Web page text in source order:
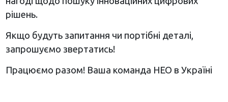
рішень.
Якщо будуть запитання чи портібні деталі,
запрошуємо звертатись!
Працюємо разом! Ваша команда НЕО в Україні